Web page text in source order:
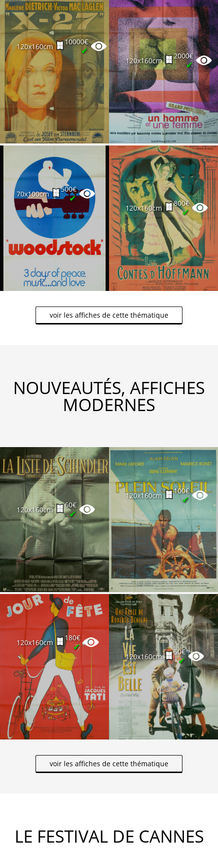
120x160cm
10000€
✔
120x160cm
2000€
✔
70x100cm
500€
✔
120x160cm
800€
✔
voir les affiches de cette thématique
NOUVEAUTÉS, AFFICHES
MODERNES
120x160cm
60€
✔
120x160cm
100€
✔
120x160cm
180€
✔
120x160cm
50€
✔
voir les affiches de cette thématique
LE FESTIVAL DE CANNES